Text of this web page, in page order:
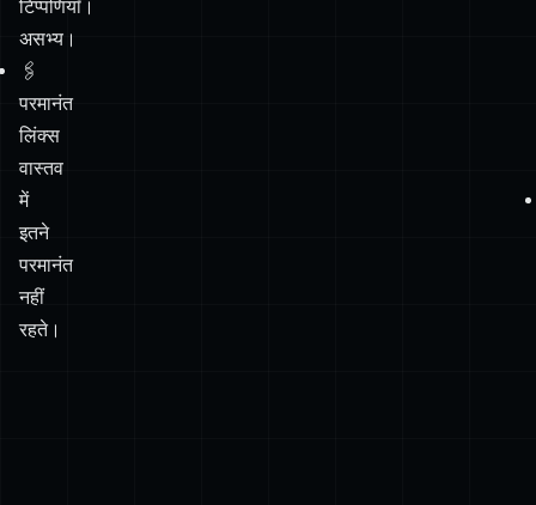
लिंक्स
वास्तव
में
इतने
परमानंत
नहीं
रहते।